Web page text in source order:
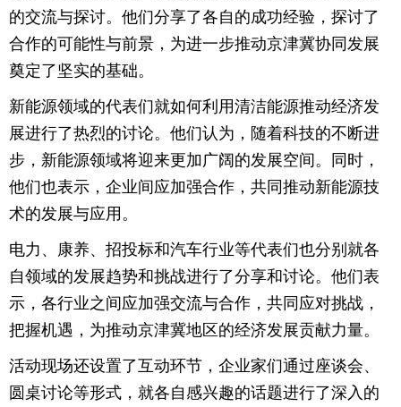
的交流与探讨。他们分享了各自的成功经验，探讨了
合作的可能性与前景，为进一步推动京津冀协同发展
奠定了坚实的基础。
新能源领域的代表们就如何利用清洁能源推动经济发
展进行了热烈的讨论。他们认为，随着科技的不断进
步，新能源领域将迎来更加广阔的发展空间。同时，
他们也表示，企业间应加强合作，共同推动新能源技
术的发展与应用。
电力、康养、招投标和汽车行业等代表们也分别就各
自领域的发展趋势和挑战进行了分享和讨论。他们表
示，各行业之间应加强交流与合作，共同应对挑战，
把握机遇，为推动京津冀地区的经济发展贡献力量。
活动现场还设置了互动环节，企业家们通过座谈会、
圆桌讨论等形式，就各自感兴趣的话题进行了深入的